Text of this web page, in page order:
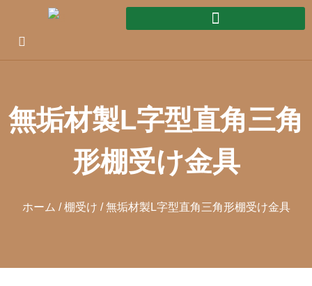
無垢材製L字型直角三角
形棚受け金具
ホーム /棚受け / 無垢材製L字型直角三角形棚受け金具